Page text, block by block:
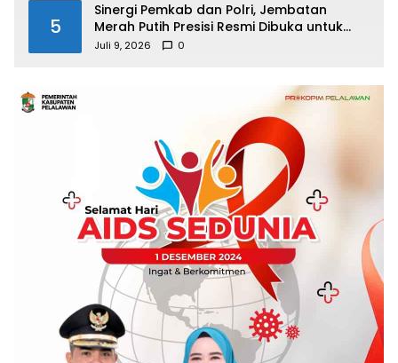
5
Sinergi Pemkab dan Polri, Jembatan
Merah Putih Presisi Resmi Dibuka untuk
Masyarakat Desa Rangsang
Juli 9, 2026 0